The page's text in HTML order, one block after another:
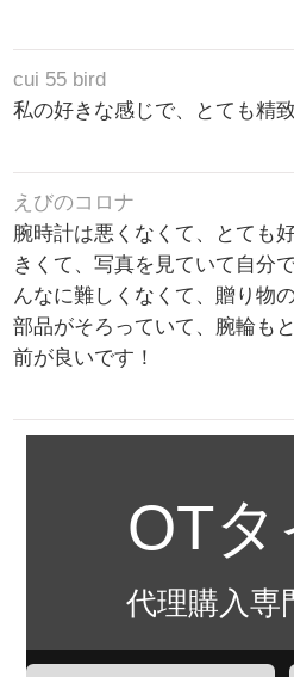
cui 55 bird
私の好きな感じで、とても精致
えびのコロナ
腕時計は悪くなくて、とても
きくて、写真を見ていて自分
んなに難しくなくて、贈り物
部品がそろっていて、腕輪も
前が良いです！
OTタ
代理購入専